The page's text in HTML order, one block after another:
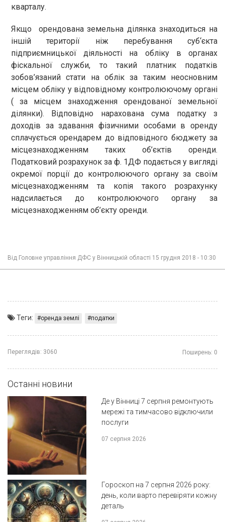
кварталу.
Якщо орендована земельна ділянка знаходиться на
іншій території ніж перебування суб‘єкта
підприємницької діяльності на обліку в органах
фіскальної служби, то такий платник податків
зобов’язаний стати на облік за таким неосновним
місцем обліку у відповідному контролюючому органі
( за місцем знаходження орендованої земельної
ділянки). Відповідно нарахована сума податку з
доходів за здавання фізичними особами в оренду
сплачується орендарем до відповідного бюджету за
місцезнаходженням таких об’єктів оренди.
Податковий розрахунок за ф. 1ДФ подається у вигляді
окремої порції до контролюючого органу за своїм
місцезнаходженням та копія такого розрахунку
надсилається до контролюючого органу за
місцезнаходженням об’єкту оренди.
Від Головне управління ДФС у Вінницькій області 15 грудня 2018 - 10:30
Теги: оренда землі податки
Переглядів: 3060 Поширень: 0
Останні новини
Де у Вінниці 7 серпня ремонтують
мережі та тимчасово відключили
послуги
07 серпня 2026
Гороскоп на 7 серпня 2026 року:
день, коли варто перевіряти кожну
деталь